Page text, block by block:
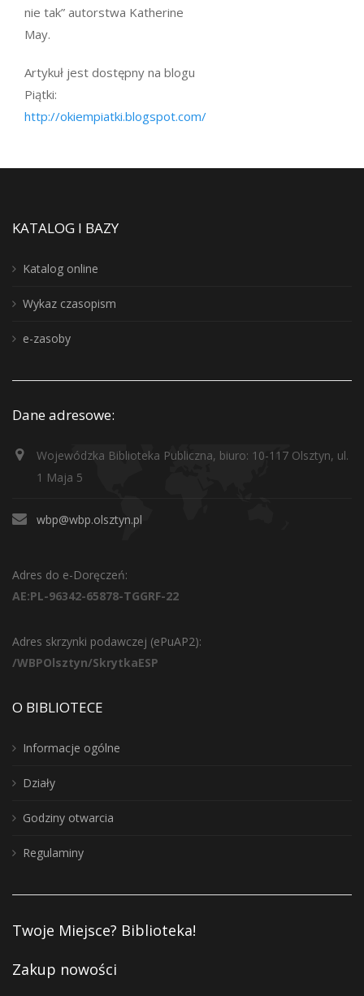
nie tak” autorstwa Katherine
May.
Artykuł jest dostępny na blogu
Piątki:
http://okiempiatki.blogspot.com/
KATALOG I BAZY
Katalog online
Wykaz czasopism
e-zasoby
Dane adresowe:
Wojewódzka Biblioteka Publiczna, biuro: 10-117 Olsztyn, ul.
1 Maja 5
wbp@wbp.olsztyn.pl
Adres do e-Doręczeń:
AE:PL-96342-65878-TGGRF-22
Adres skrzynki podawczej (ePuAP2):
/WBPOlsztyn/SkrytkaESP
O BIBLIOTECE
Informacje ogólne
Działy
Godziny otwarcia
Regulaminy
Twoje Miejsce? Biblioteka!
Zakup nowości